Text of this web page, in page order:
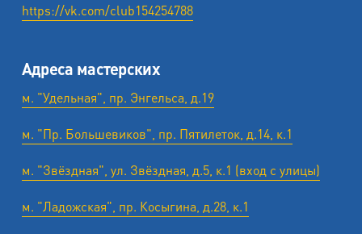
https://vk.com/club154254788
Адреса мастерских
м. "Удельная", пр. Энгельса, д.19
м. "Пр. Большевиков", пр. Пятилеток, д.14, к.1
м. "Звёздная", ул. Звёздная, д.5, к.1 (вход с улицы)
м. "Ладожская", пр. Косыгина, д.28, к.1